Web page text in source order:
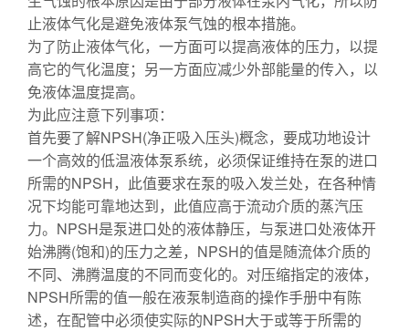
止液体气化是避免液体泵气蚀的根本措施。
为了防止液体气化，一方面可以提高液体的压力，以提
高它的气化温度；另一方面应减少外部能量的传入，以
免液体温度提高。
为此应注意下列事项：
首先要了解NPSH(净正吸入压头)概念，要成功地设计
一个高效的低温液体泵系统，必须保证维持在泵的进口
所需的NPSH，此值要求在泵的吸入发兰处，在各种情
况下均能可靠地达到，此值应高于流动介质的蒸汽压
力。NPSH是泵进口处的液体静压，与泵进口处液体开
始沸腾(饱和)的压力之差，NPSH的值是随流体介质的
不同、沸腾温度的不同而变化的。对压缩指定的液体，
NPSH所需的值一般在液泵制造商的操作手册中有陈
述，在配管中必须使实际的NPSH大于或等于所需的